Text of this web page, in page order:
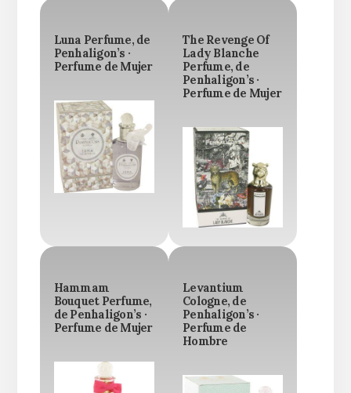
Luna Perfume, de
Penhaligon’s ·
Perfume de Mujer
The Revenge Of
Lady Blanche
Perfume, de
Penhaligon’s ·
Perfume de Mujer
Hammam
Bouquet Perfume,
de Penhaligon’s ·
Perfume de Mujer
Levantium
Cologne, de
Penhaligon’s ·
Perfume de
Hombre